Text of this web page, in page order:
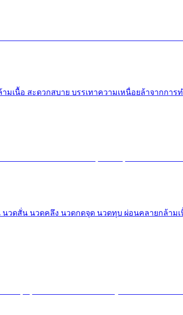
นื้อ สะดวกสบาย บรรเทาความเหนื่อยล้าจากการ
วดสั่น นวดคลึง นวดกดจุด นวดทุบ ผ่อนคลายกล้าม